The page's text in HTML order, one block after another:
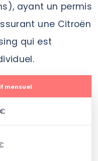
ayant un permis
une Citroën
qui est
mensuel